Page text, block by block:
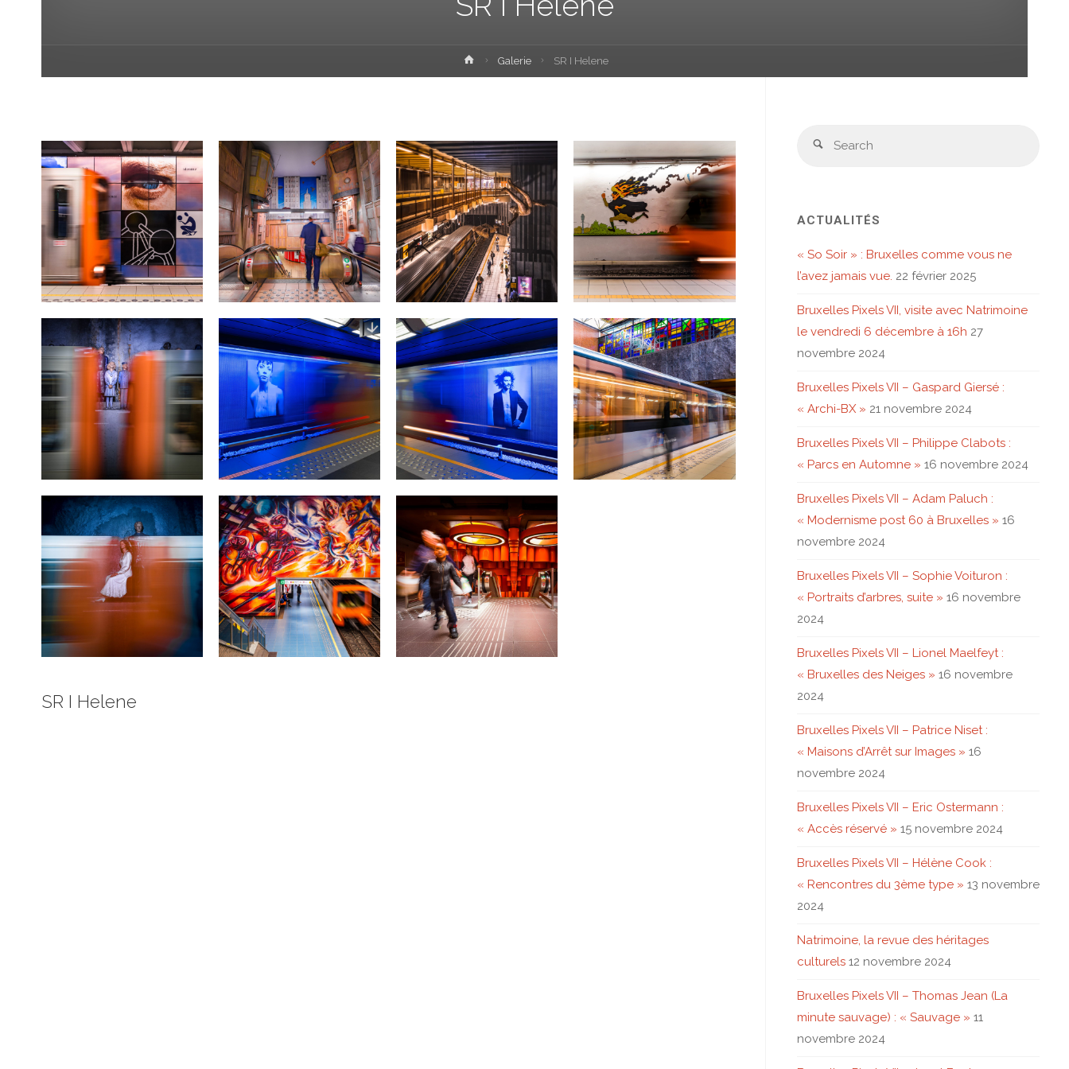
HomeGalerie SR I Helene
SR I Helene
Search
ACTUALITÉS
« So Soir » : Bruxelles comme vous ne
l’avez jamais vue. 22 février 2025
Bruxelles Pixels VII, visite avec Natrimoine
le vendredi 6 décembre à 16h 27
novembre 2024
Bruxelles Pixels VII – Gaspard Giersé :
« Archi-BX » 21 novembre 2024
Bruxelles Pixels VII – Philippe Clabots :
« Parcs en Automne » 16 novembre 2024
Bruxelles Pixels VII – Adam Paluch :
« Modernisme post 60 à Bruxelles » 16
novembre 2024
Bruxelles Pixels VII – Sophie Voituron :
« Portraits d’arbres, suite » 16 novembre
2024
Bruxelles Pixels VII – Lionel Maelfeyt :
« Bruxelles des Neiges » 16 novembre
2024
Bruxelles Pixels VII – Patrice Niset :
« Maisons d’Arrêt sur Images » 16
novembre 2024
Bruxelles Pixels VII – Eric Ostermann :
« Accès réservé » 15 novembre 2024
Bruxelles Pixels VII – Hélène Cook :
« Rencontres du 3ème type » 13 novembre
2024
Natrimoine, la revue des héritages
culturels 12 novembre 2024
Bruxelles Pixels VII – Thomas Jean (La
minute sauvage) : « Sauvage » 11
novembre 2024